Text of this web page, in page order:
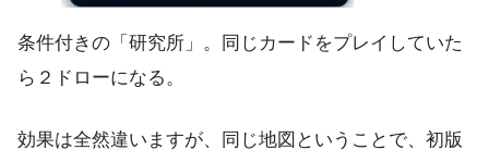
条件付きの「研究所」。同じカードをプレイしていた
ら２ドローになる。
効果は全然違いますが、同じ地図ということで、初版